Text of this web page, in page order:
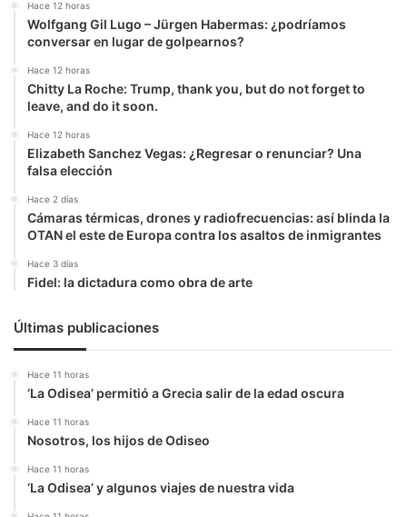
Hace 12 horas
Wolfgang Gil Lugo – Jürgen Habermas: ¿podríamos
conversar en lugar de golpearnos?
Hace 12 horas
Chitty La Roche: Trump, thank you, but do not forget to
leave, and do it soon.
Hace 12 horas
Elizabeth Sanchez Vegas: ¿Regresar o renunciar? Una
falsa elección
Hace 2 días
Cámaras térmicas, drones y radiofrecuencias: así blinda la
OTAN el este de Europa contra los asaltos de inmigrantes
Hace 3 días
Fidel: la dictadura como obra de arte
Últimas publicaciones
Hace 11 horas
‘La Odisea’ permitió a Grecia salir de la edad oscura
Hace 11 horas
Nosotros, los hijos de Odiseo
Hace 11 horas
‘La Odisea’ y algunos viajes de nuestra vida